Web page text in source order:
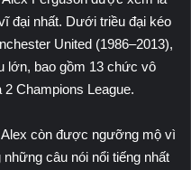
đại nhất. Dưới triều đại kéo
United (1986–2013),
lớn, bao gồm 13 chức vô
2 Champions League.
Alex còn được ngưỡng mộ vì
câu nói nổi tiếng nhất